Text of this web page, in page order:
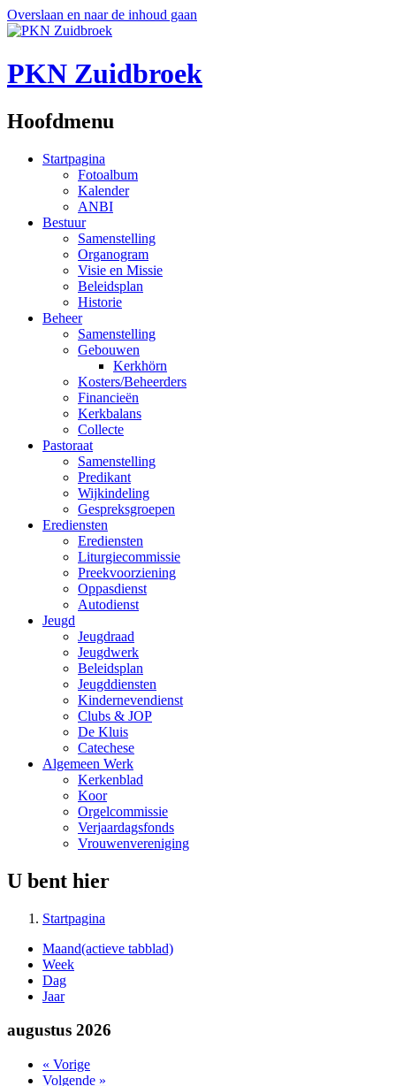
Overslaan en naar de inhoud gaan
PKN Zuidbroek
Hoofdmenu
Startpagina
Fotoalbum
Kalender
ANBI
Bestuur
Samenstelling
Organogram
Visie en Missie
Beleidsplan
Historie
Beheer
Samenstelling
Gebouwen
Kerkhörn
Kosters/Beheerders
Financieën
Kerkbalans
Collecte
Pastoraat
Samenstelling
Predikant
Wijkindeling
Gespreksgroepen
Erediensten
Erediensten
Liturgiecommissie
Preekvoorziening
Oppasdienst
Autodienst
Jeugd
Jeugdraad
Jeugdwerk
Beleidsplan
Jeugddiensten
Kindernevendienst
Clubs & JOP
De Kluis
Catechese
Algemeen Werk
Kerkenblad
Koor
Orgelcommissie
Verjaardagsfonds
Vrouwenvereniging
U bent hier
Startpagina
Maand(actieve tabblad)
Week
Dag
Jaar
augustus 2026
« Vorige
Volgende »